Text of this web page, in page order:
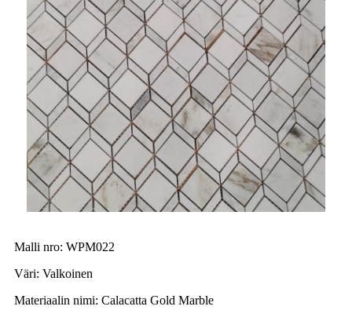
Malli nro: WPM022
Väri: Valkoinen
Materiaalin nimi: Calacatta Gold Marble